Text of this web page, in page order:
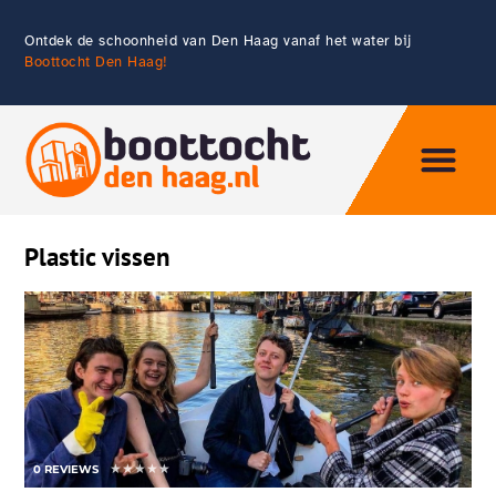
Ontdek de schoonheid van Den Haag vanaf het water bij
Boottocht Den Haag!
Plastic vissen
0 REVIEWS ★★★★★